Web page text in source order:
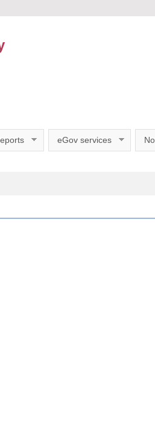
eGov services